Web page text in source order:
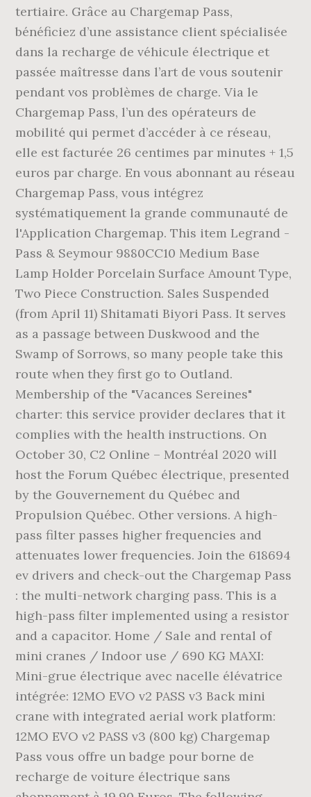
tertiaire. Grâce au Chargemap Pass,
bénéficiez d’une assistance client spécialisée
dans la recharge de véhicule électrique et
passée maîtresse dans l’art de vous soutenir
pendant vos problèmes de charge. Via le
Chargemap Pass, l’un des opérateurs de
mobilité qui permet d’accéder à ce réseau,
elle est facturée 26 centimes par minutes + 1,5
euros par charge. En vous abonnant au réseau
Chargemap Pass, vous intégrez
systématiquement la grande communauté de
l'Application Chargemap. This item Legrand -
Pass & Seymour 9880CC10 Medium Base
Lamp Holder Porcelain Surface Amount Type,
Two Piece Construction. Sales Suspended
(from April 11) Shitamati Biyori Pass. It serves
as a passage between Duskwood and the
Swamp of Sorrows, so many people take this
route when they first go to Outland.
Membership of the "Vacances Sereines"
charter: this service provider declares that it
complies with the health instructions. On
October 30, C2 Online – Montréal 2020 will
host the Forum Québec électrique, presented
by the Gouvernement du Québec and
Propulsion Québec. Other versions. A high-
pass filter passes higher frequencies and
attenuates lower frequencies. Join the 618694
ev drivers and check-out the Chargemap Pass
: the multi-network charging pass. This is a
high-pass filter implemented using a resistor
and a capacitor. Home / Sale and rental of
mini cranes / Indoor use / 690 KG MAXI:
Mini-grue électrique avec nacelle élévatrice
intégrée: 12MO EVO v2 PASS v3 Back mini
crane with integrated aerial work platform:
12MO EVO v2 PASS v3 (800 kg) Chargemap
Pass vous offre un badge pour borne de
recharge de voiture électrique sans